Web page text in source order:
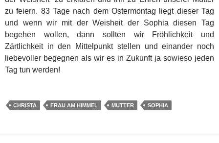
zu feiern. 83 Tage nach dem Ostermontag liegt dieser Tag
und wenn wir mit der Weisheit der Sophia diesen Tag
begehen wollen, dann sollten wir Fröhlichkeit und
Zärtlichkeit in den Mittelpunkt stellen und einander noch
liebevoller begegnen als wir es in Zukunft ja sowieso jeden
Tag tun werden!
CHRISTA FRAU AM HIMMEL MUTTER SOPHIA